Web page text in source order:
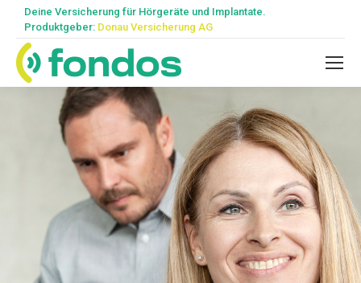
Deine Versicherung für Hörgeräte und Implantate.
Produktgeber: Donau Versicherung AG